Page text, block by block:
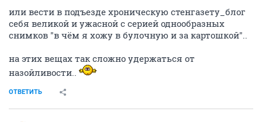
или вести в подъезде хроническую стенгазету_блог
себя великой и ужасной с серией однообразных
снимков "в чём я хожу в булочную и за картошкой"..
на этих вещах так сложно удержаться от
назойливости..
ОТВЕТИТЬ